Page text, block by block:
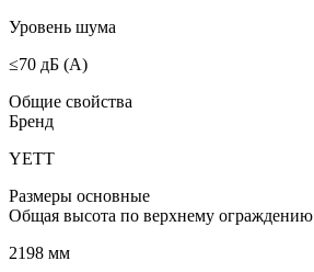
Уровень шума
≤70 дБ (А)
Общие свойства
Бренд
YETT
Размеры основные
Общая высота по верхнему ограждению
2198 мм